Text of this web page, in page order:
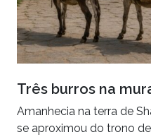
Três burros na
Amanhecia na terra de
se aproximou do trono